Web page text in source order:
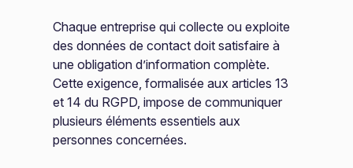
Chaque entreprise qui collecte ou exploite
des données de contact doit satisfaire à
une obligation d’information complète.
Cette exigence, formalisée aux articles 13
et 14 du RGPD, impose de communiquer
plusieurs éléments essentiels aux
personnes concernées.